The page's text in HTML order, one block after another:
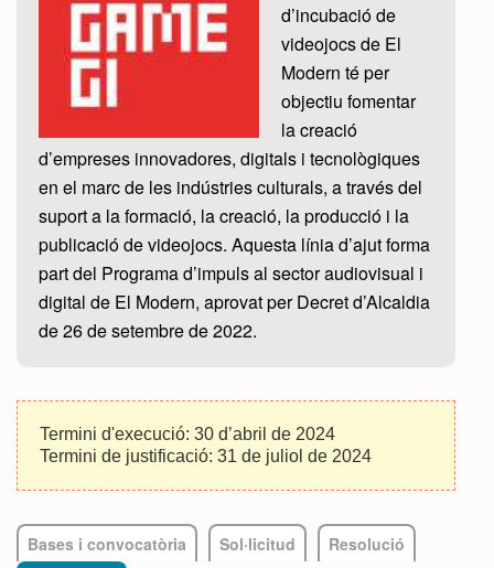
d’incubació de
videojocs de El
Modern té per
objectiu fomentar
la creació
d’empreses innovadores, digitals i tecnològiques
en el marc de les indústries culturals, a través del
suport a la formació, la creació, la producció i la
publicació de videojocs. Aquesta línia d’ajut forma
part del Programa d’impuls al sector audiovisual i
digital de El Modern, aprovat per Decret d’Alcaldia
de 26 de setembre de 2022.
Termini d'execució: 30 d’abril de 2024
Termini de justificació: 31 de juliol de 2024
Bases i convocatòria Sol·licitud
Resolució